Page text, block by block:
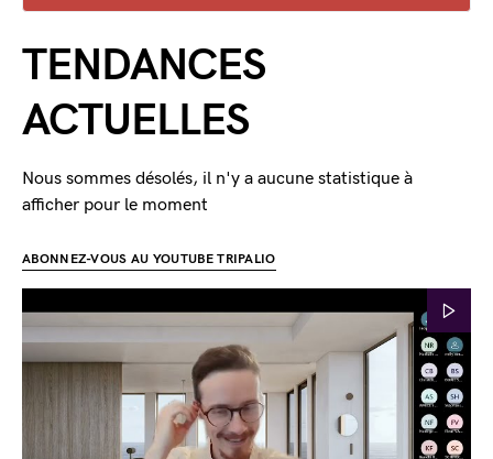
TENDANCES
ACTUELLES
Nous sommes désolés, il n'y a aucune statistique à
afficher pour le moment
ABONNEZ-VOUS AU YOUTUBE TRIPALIO